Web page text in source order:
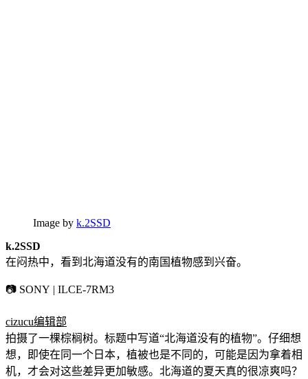
Image by k.2SSD
k.2SSD
在闷热中，看到北海道没有的南国植物感到兴奋。
📷 SONY | ILCE-7RM3
cizucu编辑部
拍摄了一棵棕榈树。标题中写道“北海道没有的植物”。仔细想
想，即使在同一个日本，植被也是不同的，可能是因为拿着相
机，才会对这些差异更加敏感。北海道的夏天真的很凉爽吗？